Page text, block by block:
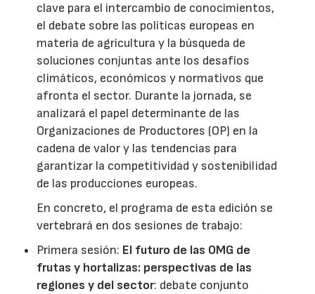
clave para el intercambio de conocimientos,
el debate sobre las políticas europeas en
materia de agricultura y la búsqueda de
soluciones conjuntas ante los desafíos
climáticos, económicos y normativos que
afronta el sector. Durante la jornada, se
analizará el papel determinante de las
Organizaciones de Productores (OP) en la
cadena de valor y las tendencias para
garantizar la competitividad y sostenibilidad
de las producciones europeas.
En concreto, el programa de esta edición se
vertebrará en dos sesiones de trabajo:
Primera sesión: El futuro de las OMG de
frutas y hortalizas: perspectivas de las
regiones y del sector: debate conjunto